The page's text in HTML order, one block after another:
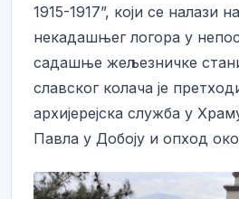
1915-1917”, који се налази
некадашњег логора у
садашње жељезничке
славског колача је
архијерејска служба у
Павла у Добоју и опход